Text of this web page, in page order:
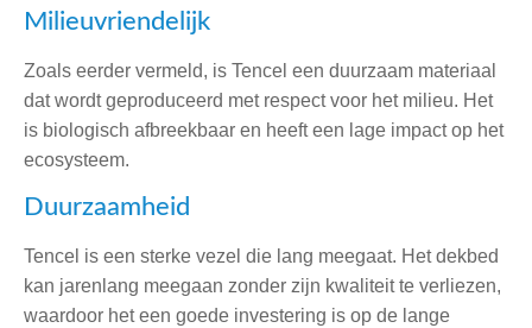
Milieuvriendelijk
Zoals eerder vermeld, is Tencel een duurzaam materiaal
dat wordt geproduceerd met respect voor het milieu. Het
is biologisch afbreekbaar en heeft een lage impact op het
ecosysteem.
Duurzaamheid
Tencel is een sterke vezel die lang meegaat. Het dekbed
kan jarenlang meegaan zonder zijn kwaliteit te verliezen,
waardoor het een goede investering is op de lange